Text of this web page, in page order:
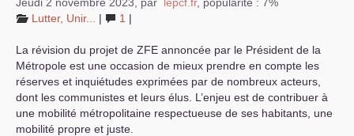
Lutter, Unir...
| 1 |
La révision du projet de ZFE annoncée par le Président de la
Métropole est une occasion de mieux prendre en compte les
réserves et inquiétudes exprimées par de nombreux acteurs,
dont les communistes et leurs élus. L’enjeu est de contribuer à
une mobilité métropolitaine respectueuse de ses habitants, une
mobilité propre et juste.